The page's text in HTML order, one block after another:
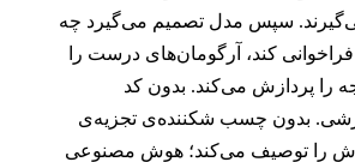
سپس مدل تصمیم می‌گیرد چه
کند، آرگومان‌های درست را
پردازش می‌کند. بدون کد
بدون چسب شکننده‌ی تجزیه‌ی
توصیف می‌کند؛ هوش مصنوعی